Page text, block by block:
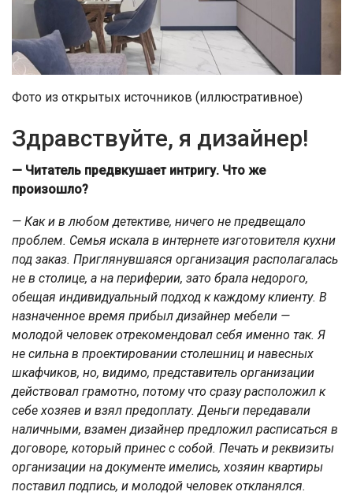
Фото из открытых источников (иллюстративное)
Здравствуйте, я дизайнер!
— Читатель предвкушает интригу. Что же
произошло?
— Как и в любом детективе, ничего не предвещало
проблем. Семья искала в интернете изготовителя кухни
под заказ. Приглянувшаяся организация располагалась
не в столице, а на периферии, зато брала недорого,
обещая индивидуальный подход к каждому клиенту. В
назначенное время прибыл дизайнер мебели —
молодой человек отрекомендовал себя именно так. Я
не сильна в проектировании столешниц и навесных
шкафчиков, но, видимо, представитель организации
действовал грамотно, потому что сразу расположил к
себе хозяев и взял предоплату. Деньги передавали
наличными, взамен дизайнер предложил расписаться в
договоре, который принес с собой. Печать и реквизиты
организации на документе имелись, хозяин квартиры
поставил подпись, и молодой человек откланялся.